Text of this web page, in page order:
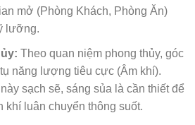
mở (Phòng Khách, Phòng Ăn)
lưỡng.
Theo quan niệm phong thủy, góc
năng lượng tiêu cực (Âm khí).
sạch sẽ, sáng sủa là cần thiết để
khí luân chuyển thông suốt.